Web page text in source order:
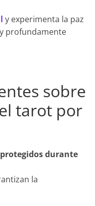
y experimenta la paz
profundamente
sobre
tarot por
durante
la